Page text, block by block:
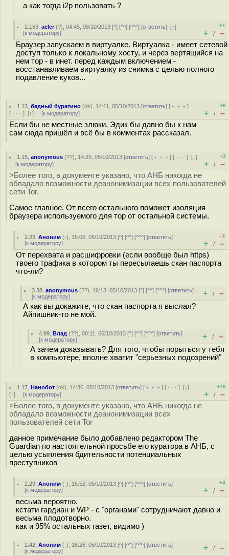
а как тогда i2p пользовать ?
2.159 ,acler(?), 04:45, 08/10/2013 [^] [^^] [^^^] [ответить][↑]
[к модератору]
+1
+ / –
Браузер запускаем в виртуалке. Виртуалка - имеет сетевой
доступ только к локальному хосту, и через вертящийся на
нем тор - в инет. перед каждым включением -
восстанавливаем виртуалку из снимка с целью полного
подавление куков...
1.13 ,бедный буратино (ok), 14:11, 05/10/2013 [ответить] [ ﹢﹢﹢]
[ · · · ] [↑] [к модератору]
+6
+ / –
Если бы не местные злюки, Эдик бы давно бы к нам
сам сюда пришёл и всё бы в комментах рассказал.
1.15 ,anonymous (??), 14:25, 05/10/2013 [ответить] [ ﹢﹢﹢] [ · · ·][↓]
[к модератору]
+3
+ / –
>Более того, в документе указано, что АНБ никогда не
обладало возможности деанонимизации всех пользователей
сети Tor.
Самое главное. От всего остального поможет изоляция
браузера используемого для тор от остальной системы.
2.23 ,Аноним (-), 15:06, 05/10/2013 [^] [^^] [^^^] [ответить]
[к модератору]
–1
+ / –
От перехвата и расшифровки (если вообще был https)
твоего трафика в котором ты пересылаешь скан паспорта
что-ли?
3.38 ,anonymous (??), 16:13, 05/10/2013 [^] [^^] [^^^] [ответить]
[к модератору] + / –
А как вы докажите, что скан паспорта я выслал?
Айпишник-то не мой.
4.99 ,Влад (??), 08:11, 06/10/2013 [^] [^^] [^^^] [ответить]
[к модератору] + / –
А зачем доказывать? Для того, чтобы порыться у тебя
в компьютере, вполне хватит "серьезных подозрений"
1.17 ,Нанобот (ok), 14:36, 05/10/2013 [ответить] [ ﹢﹢﹢] [ · · ·][↓]
[↑] [к модератору]
+16
+ / –
>Более того, в документе указано, что АНБ никогда не
обладало возможности деанонимизации всех
пользователей сети Tor
данное примечание было добавлено редактором The
Guardian по настоятельной просьбе его куратора в АНБ, с
целью усыпления бдительности потенциальных
преступников
2.29 ,Аноним (-), 15:52, 05/10/2013 [^] [^^] [^^^] [ответить]
[к модератору]
+4
+ / –
весьма вероятно.
кстати гардиан и WP - c "органами" сотрудничают давно и
весьма плодотворно.
как и 95% остальных газет, видимо )
2.42 ,Аноним (-), 16:26, 05/10/2013 [^] [^^] [^^^] [ответить]
[к модератору] + / –